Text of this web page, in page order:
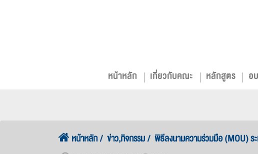
หน้าหลัก เกี่ยวกับคณะ หลักสูตร อ
หน้าหลัก ข่าว,กิจกรรม พิธีลงนามความร่วมมือ (MOU) ร